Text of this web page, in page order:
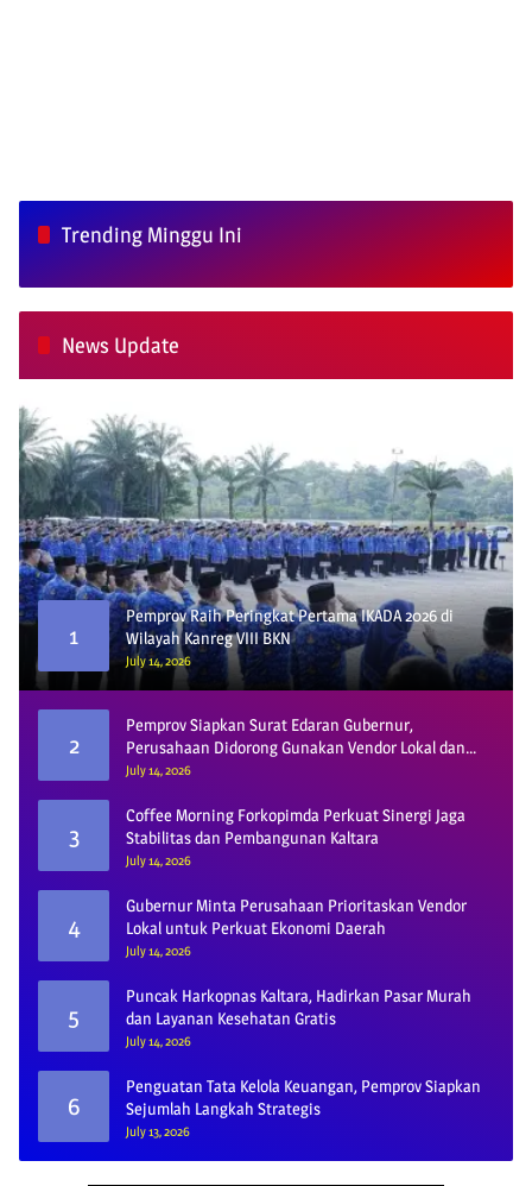
Trending Minggu Ini
News Update
1
Pemprov Raih Peringkat Pertama IKADA 2026 di
Wilayah Kanreg VIII BKN
July 14, 2026
2
Pemprov Siapkan Surat Edaran Gubernur,
Perusahaan Didorong Gunakan Vendor Lokal dan
Pelat KU
July 14, 2026
3
Coffee Morning Forkopimda Perkuat Sinergi Jaga
Stabilitas dan Pembangunan Kaltara
July 14, 2026
4
Gubernur Minta Perusahaan Prioritaskan Vendor
Lokal untuk Perkuat Ekonomi Daerah
July 14, 2026
5
Puncak Harkopnas Kaltara, Hadirkan Pasar Murah
dan Layanan Kesehatan Gratis
July 14, 2026
6
Penguatan Tata Kelola Keuangan, Pemprov Siapkan
Sejumlah Langkah Strategis
July 13, 2026